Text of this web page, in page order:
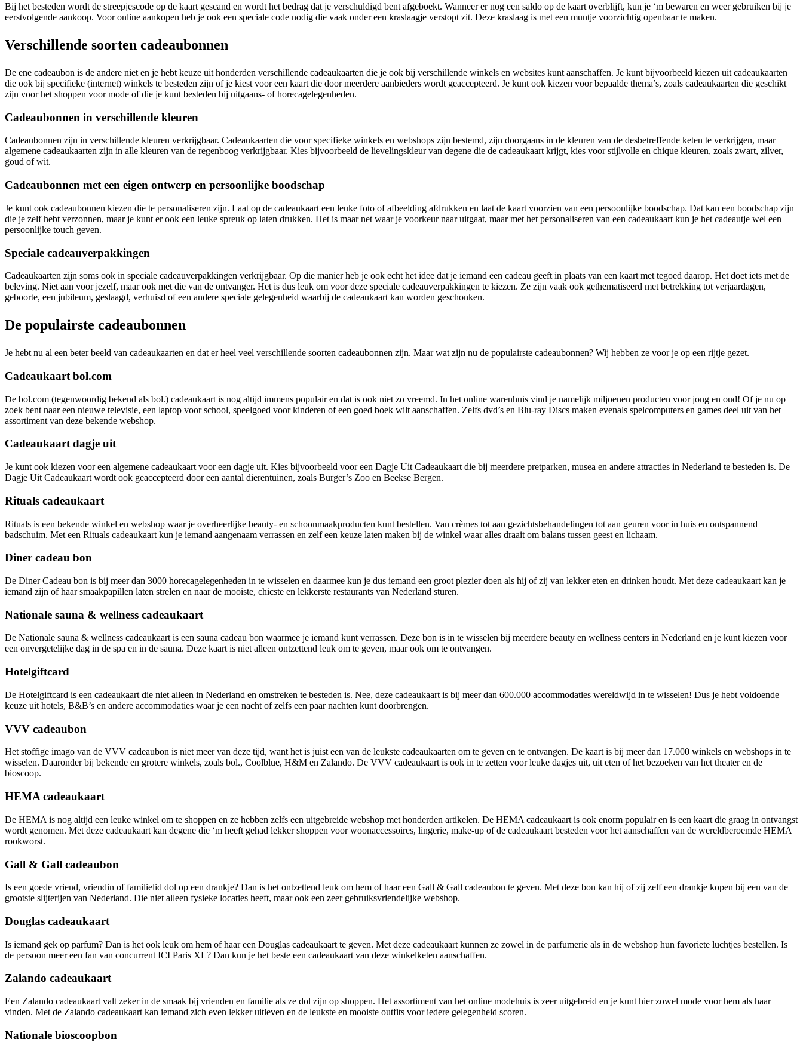
Bij het besteden wordt de streepjescode op de kaart gescand en wordt het bedrag dat je verschuldigd bent afgeboekt. Wanneer er nog een saldo op de kaart overblijft, kun je ‘m bewaren en weer gebruiken bij je
eerstvolgende aankoop. Voor online aankopen heb je ook een speciale code nodig die vaak onder een kraslaagje verstopt zit. Deze kraslaag is met een muntje voorzichtig openbaar te maken.
Verschillende soorten cadeaubonnen
De ene cadeaubon is de andere niet en je hebt keuze uit honderden verschillende cadeaukaarten die je ook bij verschillende winkels en websites kunt aanschaffen. Je kunt bijvoorbeeld kiezen uit cadeaukaarten
die ook bij specifieke (internet) winkels te besteden zijn of je kiest voor een kaart die door meerdere aanbieders wordt geaccepteerd. Je kunt ook kiezen voor bepaalde thema’s, zoals cadeaukaarten die geschikt
zijn voor het shoppen voor mode of die je kunt besteden bij uitgaans- of horecagelegenheden.
Cadeaubonnen in verschillende kleuren
Cadeaubonnen zijn in verschillende kleuren verkrijgbaar. Cadeaukaarten die voor specifieke winkels en webshops zijn bestemd, zijn doorgaans in de kleuren van de desbetreffende keten te verkrijgen, maar
algemene cadeaukaarten zijn in alle kleuren van de regenboog verkrijgbaar. Kies bijvoorbeeld de lievelingskleur van degene die de cadeaukaart krijgt, kies voor stijlvolle en chique kleuren, zoals zwart, zilver,
goud of wit.
Cadeaubonnen met een eigen ontwerp en persoonlijke boodschap
Je kunt ook cadeaubonnen kiezen die te personaliseren zijn. Laat op de cadeaukaart een leuke foto of afbeelding afdrukken en laat de kaart voorzien van een persoonlijke boodschap. Dat kan een boodschap zijn
die je zelf hebt verzonnen, maar je kunt er ook een leuke spreuk op laten drukken. Het is maar net waar je voorkeur naar uitgaat, maar met het personaliseren van een cadeaukaart kun je het cadeautje wel een
persoonlijke touch geven.
Speciale cadeauverpakkingen
Cadeaukaarten zijn soms ook in speciale cadeauverpakkingen verkrijgbaar. Op die manier heb je ook echt het idee dat je iemand een cadeau geeft in plaats van een kaart met tegoed daarop. Het doet iets met de
beleving. Niet aan voor jezelf, maar ook met die van de ontvanger. Het is dus leuk om voor deze speciale cadeauverpakkingen te kiezen. Ze zijn vaak ook gethematiseerd met betrekking tot verjaardagen,
geboorte, een jubileum, geslaagd, verhuisd of een andere speciale gelegenheid waarbij de cadeaukaart kan worden geschonken.
De populairste cadeaubonnen
Je hebt nu al een beter beeld van cadeaukaarten en dat er heel veel verschillende soorten cadeaubonnen zijn. Maar wat zijn nu de populairste cadeaubonnen? Wij hebben ze voor je op een rijtje gezet.
Cadeaukaart bol.com
De bol.com (tegenwoordig bekend als bol.) cadeaukaart is nog altijd immens populair en dat is ook niet zo vreemd. In het online warenhuis vind je namelijk miljoenen producten voor jong en oud! Of je nu op
zoek bent naar een nieuwe televisie, een laptop voor school, speelgoed voor kinderen of een goed boek wilt aanschaffen. Zelfs dvd’s en Blu-ray Discs maken evenals spelcomputers en games deel uit van het
assortiment van deze bekende webshop.
Cadeaukaart dagje uit
Je kunt ook kiezen voor een algemene cadeaukaart voor een dagje uit. Kies bijvoorbeeld voor een Dagje Uit Cadeaukaart die bij meerdere pretparken, musea en andere attracties in Nederland te besteden is. De
Dagje Uit Cadeaukaart wordt ook geaccepteerd door een aantal dierentuinen, zoals Burger’s Zoo en Beekse Bergen.
Rituals cadeaukaart
Rituals is een bekende winkel en webshop waar je overheerlijke beauty- en schoonmaakproducten kunt bestellen. Van crèmes tot aan gezichtsbehandelingen tot aan geuren voor in huis en ontspannend
badschuim. Met een Rituals cadeaukaart kun je iemand aangenaam verrassen en zelf een keuze laten maken bij de winkel waar alles draait om balans tussen geest en lichaam.
Diner cadeau bon
De Diner Cadeau bon is bij meer dan 3000 horecagelegenheden in te wisselen en daarmee kun je dus iemand een groot plezier doen als hij of zij van lekker eten en drinken houdt. Met deze cadeaukaart kan je
iemand zijn of haar smaakpapillen laten strelen en naar de mooiste, chicste en lekkerste restaurants van Nederland sturen.
Nationale sauna & wellness cadeaukaart
De Nationale sauna & wellness cadeaukaart is een sauna cadeau bon waarmee je iemand kunt verrassen. Deze bon is in te wisselen bij meerdere beauty en wellness centers in Nederland en je kunt kiezen voor
een onvergetelijke dag in de spa en in de sauna. Deze kaart is niet alleen ontzettend leuk om te geven, maar ook om te ontvangen.
Hotelgiftcard
De Hotelgiftcard is een cadeaukaart die niet alleen in Nederland en omstreken te besteden is. Nee, deze cadeaukaart is bij meer dan 600.000 accommodaties wereldwijd in te wisselen! Dus je hebt voldoende
keuze uit hotels, B&B’s en andere accommodaties waar je een nacht of zelfs een paar nachten kunt doorbrengen.
VVV cadeaubon
Het stoffige imago van de VVV cadeaubon is niet meer van deze tijd, want het is juist een van de leukste cadeaukaarten om te geven en te ontvangen. De kaart is bij meer dan 17.000 winkels en webshops in te
wisselen. Daaronder bij bekende en grotere winkels, zoals bol., Coolblue, H&M en Zalando. De VVV cadeaukaart is ook in te zetten voor leuke dagjes uit, uit eten of het bezoeken van het theater en de
bioscoop.
HEMA cadeaukaart
De HEMA is nog altijd een leuke winkel om te shoppen en ze hebben zelfs een uitgebreide webshop met honderden artikelen. De HEMA cadeaukaart is ook enorm populair en is een kaart die graag in ontvangst
wordt genomen. Met deze cadeaukaart kan degene die ‘m heeft gehad lekker shoppen voor woonaccessoires, lingerie, make-up of de cadeaukaart besteden voor het aanschaffen van de wereldberoemde HEMA
rookworst.
Gall & Gall cadeaubon
Is een goede vriend, vriendin of familielid dol op een drankje? Dan is het ontzettend leuk om hem of haar een Gall & Gall cadeaubon te geven. Met deze bon kan hij of zij zelf een drankje kopen bij een van de
grootste slijterijen van Nederland. Die niet alleen fysieke locaties heeft, maar ook een zeer gebruiksvriendelijke webshop.
Douglas cadeaukaart
Is iemand gek op parfum? Dan is het ook leuk om hem of haar een Douglas cadeaukaart te geven. Met deze cadeaukaart kunnen ze zowel in de parfumerie als in de webshop hun favoriete luchtjes bestellen. Is
de persoon meer een fan van concurrent ICI Paris XL? Dan kun je het beste een cadeaukaart van deze winkelketen aanschaffen.
Zalando cadeaukaart
Een Zalando cadeaukaart valt zeker in de smaak bij vrienden en familie als ze dol zijn op shoppen. Het assortiment van het online modehuis is zeer uitgebreid en je kunt hier zowel mode voor hem als haar
vinden. Met de Zalando cadeaukaart kan iemand zich even lekker uitleven en de leukste en mooiste outfits voor iedere gelegenheid scoren.
Nationale bioscoopbon